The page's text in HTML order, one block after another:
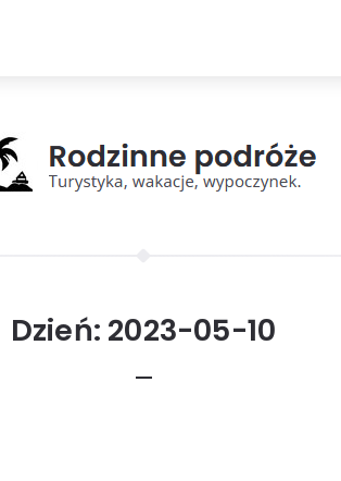
Dzień: 2023-05-10